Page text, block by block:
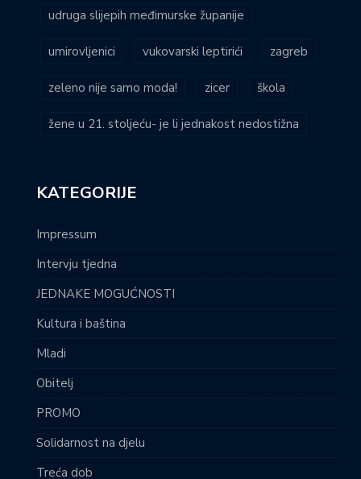
udruga slijepih međimurske županije
umirovljenici vukovarski leptirići zagreb
zeleno nije samo moda! zicer škola
žene u 21. stoljeću- je li jednakost nedostižna
KATEGORIJE
Impressum
Intervju tjedna
JEDNAKE MOGUĆNOSTI
Kultura i baština
Mladi
Obitelj
PROMO
Solidarnost na djelu
Treća dob